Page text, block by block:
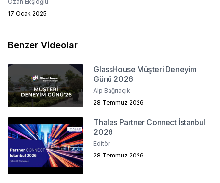
Ozan Ekşioğlu
17 Ocak 2025
Benzer Videolar
GlassHouse Müşteri Deneyim
Günü 2026
Alp Bağrıaçık
28 Temmuz 2026
Thales Partner Connect İstanbul
2026
Editör
28 Temmuz 2026